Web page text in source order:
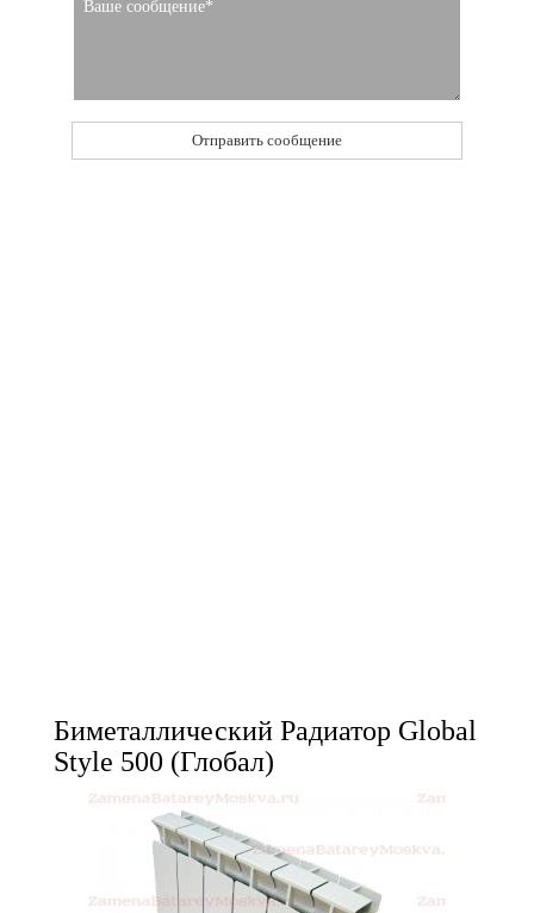
Биметаллический Радиатор Global
Style 500 (Глобал)